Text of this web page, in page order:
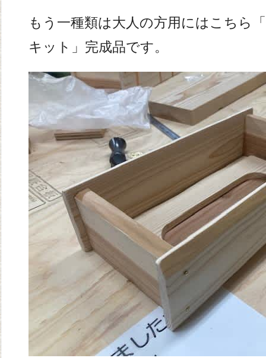
もう一種類は大人の方用にはこちら
キット」完成品です。